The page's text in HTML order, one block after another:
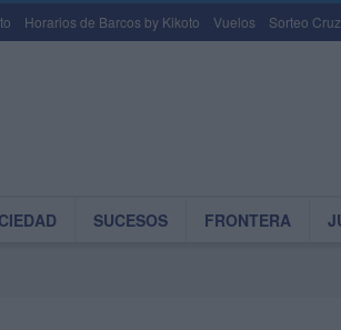
Horarios de Barcos by Kikoto Vuelos Sorteo
SUCESOS FRONTERA